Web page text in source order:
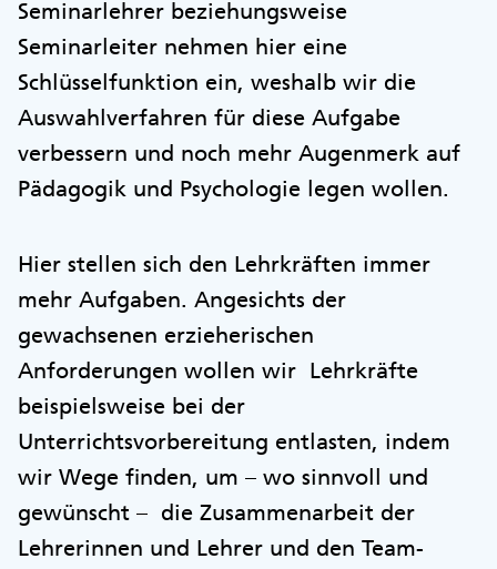
Seminarlehrer beziehungsweise
Seminarleiter nehmen hier eine
Schlüsselfunktion ein, weshalb wir die
Auswahlverfahren für diese Aufgabe
verbessern und noch mehr Augenmerk auf
Pädagogik und Psychologie legen wollen.
Hier stellen sich den Lehrkräften immer
mehr Aufgaben. Angesichts der
gewachsenen erzieherischen
Anforderungen wollen wir Lehrkräfte
beispielsweise bei der
Unterrichtsvorbereitung entlasten, indem
wir Wege finden, um – wo sinnvoll und
gewünscht – die Zusammenarbeit der
Lehrerinnen und Lehrer und den Team-